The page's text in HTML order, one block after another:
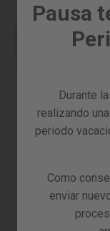
Pausa
Durante
realizando
periodo
Como
enviar
productos
Bricolaje
Recambios
Reacondicionados